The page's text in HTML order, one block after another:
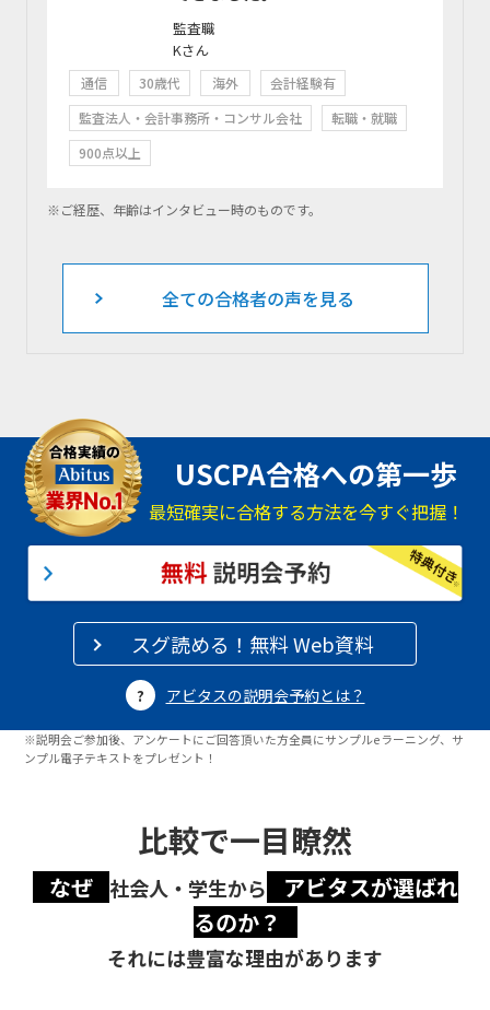
監査職
Kさん
通信 30歳代 海外
会計経験有
監査法人・会計事務所・コンサル会社
転職・就職
900点以上
※ご経歴、年齢はインタビュー時のものです。
全ての合格者の声を見る
USCPA合格への第一歩
最短確実に合格する方法を今すぐ把握！
スグ読める！無料 Web資料
アビタスの説明会予約とは？
※説明会ご参加後、アンケートにご回答頂いた方全員にサンプルeラーニング、サ
ンプル電子テキストをプレゼント！
比較で一目瞭然
なぜ 社会人・学生から
アビタスが選ばれ
るのか？
それには豊富な理由があります